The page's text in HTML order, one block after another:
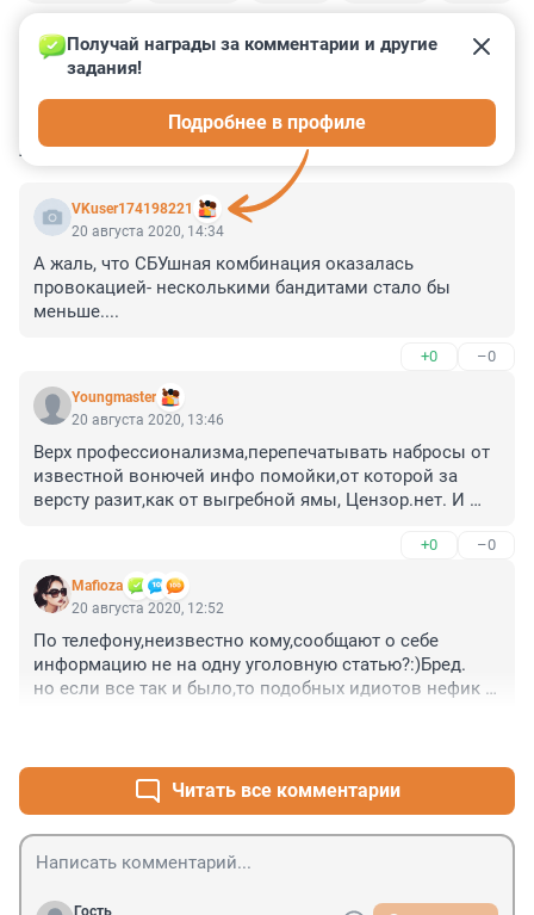
КОММЕНТАРИИ 10
VKuser174198221
Получай награды за комментарии и другие
задания!
Подробнее в профиле
20 августа 2020, 14:34
А жаль, что СБУшная комбинация оказалась
провокацией- несколькими бандитами стало бы
меньше....
+0 –0
Youngmaster
20 августа 2020, 13:46
Верх профессионализма,перепечатывать набросы от
известной вонючей инфо помойки,от которой за
версту разит,как от выгребной ямы, Цензор.нет. И
+0 –0
Mafioza
20 августа 2020, 12:52
По телефону,неизвестно кому,сообщают о себе
информацию не на одну уголовную статью?:)Бред.
но если все так и было,то подобных идиотов нефик
Читать все комментарии
Гость